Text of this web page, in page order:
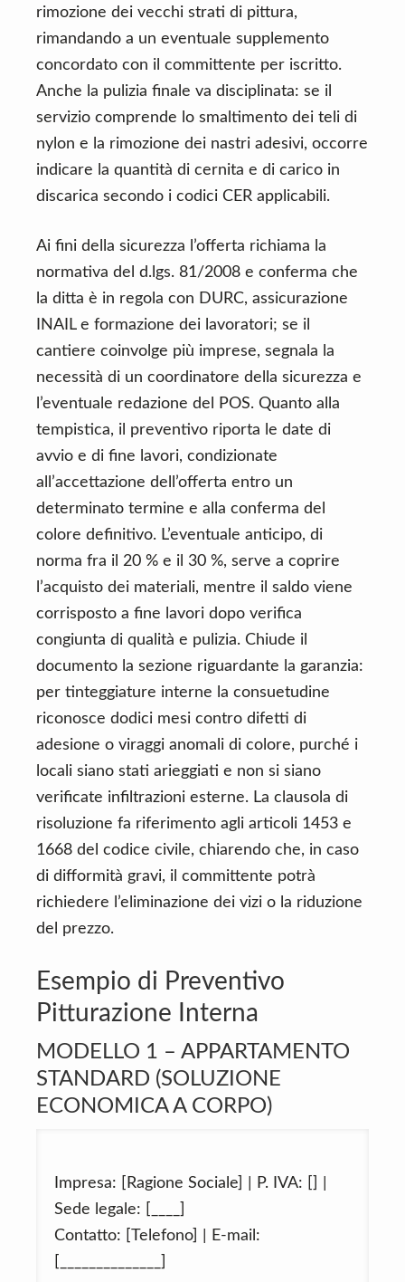
rimozione dei vecchi strati di pittura,
rimandando a un eventuale supplemento
concordato con il committente per iscritto.
Anche la pulizia finale va disciplinata: se il
servizio comprende lo smaltimento dei teli di
nylon e la rimozione dei nastri adesivi, occorre
indicare la quantità di cernita e di carico in
discarica secondo i codici CER applicabili.
Ai fini della sicurezza l’offerta richiama la
normativa del d.lgs. 81/2008 e conferma che
la ditta è in regola con DURC, assicurazione
INAIL e formazione dei lavoratori; se il
cantiere coinvolge più imprese, segnala la
necessità di un coordinatore della sicurezza e
l’eventuale redazione del POS. Quanto alla
tempistica, il preventivo riporta le date di
avvio e di fine lavori, condizionate
all’accettazione dell’offerta entro un
determinato termine e alla conferma del
colore definitivo. L’eventuale anticipo, di
norma fra il 20 % e il 30 %, serve a coprire
l’acquisto dei materiali, mentre il saldo viene
corrisposto a fine lavori dopo verifica
congiunta di qualità e pulizia. Chiude il
documento la sezione riguardante la garanzia:
per tinteggiature interne la consuetudine
riconosce dodici mesi contro difetti di
adesione o viraggi anomali di colore, purché i
locali siano stati arieggiati e non si siano
verificate infiltrazioni esterne. La clausola di
risoluzione fa riferimento agli articoli 1453 e
1668 del codice civile, chiarendo che, in caso
di difformità gravi, il committente potrà
richiedere l’eliminazione dei vizi o la riduzione
del prezzo.
Esempio di Preventivo
Pitturazione Interna
MODELLO 1 – APPARTAMENTO
STANDARD (SOLUZIONE
ECONOMICA A CORPO)
Impresa: [Ragione Sociale] | P. IVA: [] |
Sede legale: [____]
Contatto: [Telefono] | E‑mail: